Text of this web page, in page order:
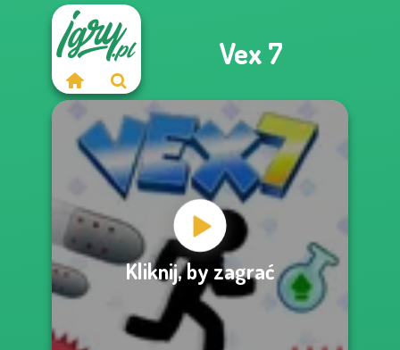
Vex 7
Kliknij, by zagrać